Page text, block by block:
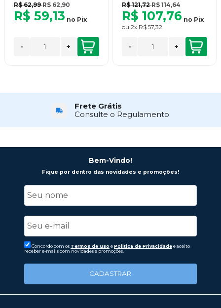
R$ 62,99R$ 62,90
R$ 59,13 no Pix
- +
R$ 121,72R$ 114,64
R$ 107,76 no Pix
ou 2x R$ 57,32
- +
Frete Grátis
Consulte o Regulamento
Bem-Vindo!
Fique por dentro das novidades e promoções!
Concordo com os Termos de uso ePolitica de Privacidadee aceito
receber e-mails com novidades e promoções.
CADASTRAR